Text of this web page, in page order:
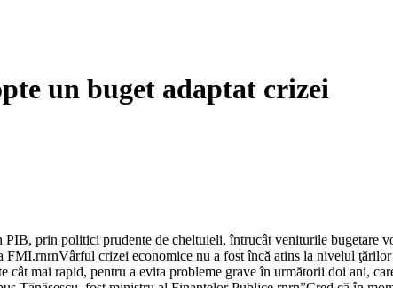
un buget adaptat crizei
prin politici prudente de cheltuieli, întrucât veniturile bugetare
crizei economice nu a fost încă atins la nivelul
cât mai rapid, pentru a evita probleme grave în următorii doi ani,